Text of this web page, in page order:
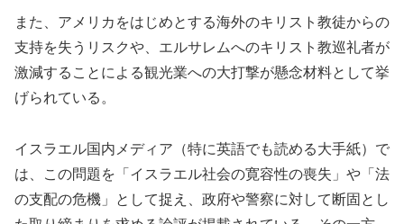
また、アメリカをはじめとする海外のキリスト教徒からの
支持を失うリスクや、エルサレムへのキリスト教巡礼者が
激減することによる観光業への大打撃が懸念材料として挙
げられている。
イスラエル国内メディア（特に英語でも読める大手紙）で
は、この問題を「イスラエル社会の寛容性の喪失」や「法
の支配の危機」として捉え、政府や警察に対して断固とし